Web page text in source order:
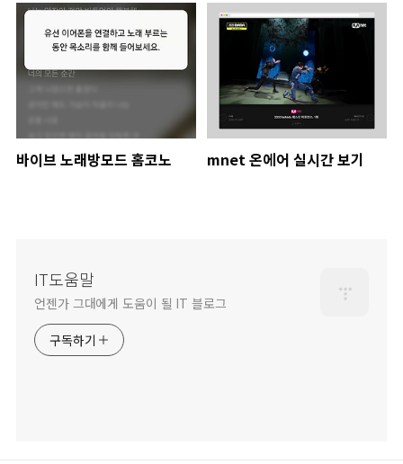
바이브 노래방모드 홈코노 mnet 온에어 실시간 보기
IT도움말
언젠가 그대에게 도움이 될 IT 블로그
구독하기